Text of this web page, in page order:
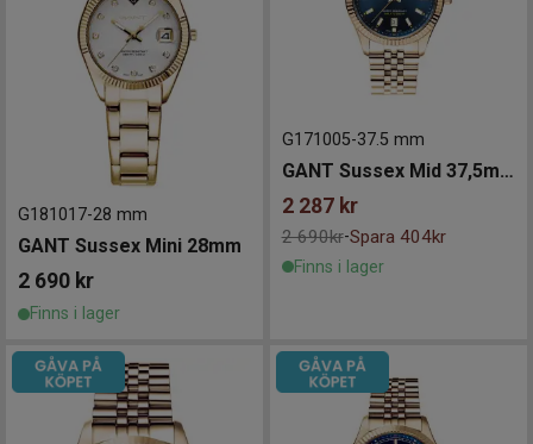
G181017-28 mm
GANT Sussex Mini 28mm
2 690 kr
Finns i lager
G171005-37.5 mm
GANT Sussex Mid 37,5mm
2 287 kr
2 690kr-Spara 404kr
Finns i lager